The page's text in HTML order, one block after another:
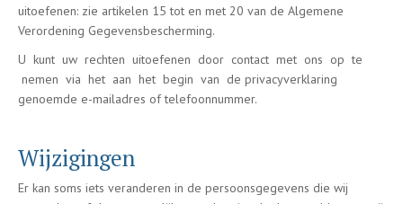
uitoefenen: zie artikelen 15 tot en met 20 van de Algemene
Verordening Gegevensbescherming.
U kunt uw rechten uitoefenen door contact met ons op te
nemen via het aan het begin van de privacyverklaring
genoemde e-mailadres of telefoonnummer.
Wijzigingen
Er kan soms iets veranderen in de persoonsgegevens die wij